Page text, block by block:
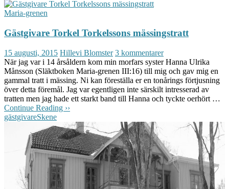
Maria-grenen
Gästgivare Torkel Torkelssons mässingstratt
15 augusti, 2015 Hillevi Blomster 3 kommentarer
När jag var i 14 årsåldern kom min morfars syster Hanna Ulrika
Månsson (Släktboken Maria-grenen III:16) till mig och gav mig en
gammal tratt i mässing. Ni kan föreställa er en tonårings förtjusning
över detta föremål. Jag var egentligen inte särskilt intresserad av
tratten men jag hade ett starkt band till Hanna och tyckte oerhört …
Continue Reading ››
gästgivareSkene